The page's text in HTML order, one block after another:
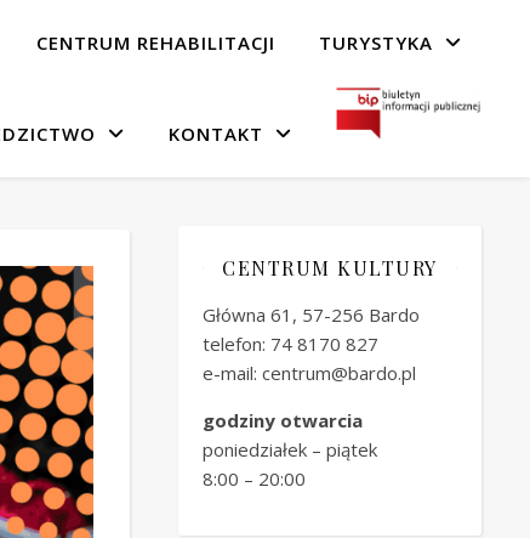
CENTRUM REHABILITACJI TURYSTYKA
KONTAKT
CENTRUM KULTURY
Główna 61, 57-256 Bardo
telefon: 74 8170 827
e-mail: centrum@bardo.pl
godziny otwarcia
poniedziałek – piątek
8:00 – 20:00